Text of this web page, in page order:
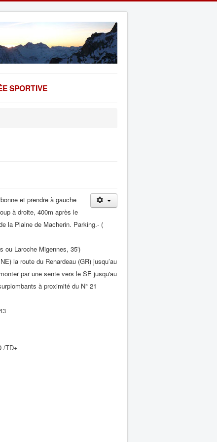
SPORTIVE
et prendre à gauche
à droite, 400m après le
la Plaine de Macherin. Parking.- (
ou Laroche Migennes, 35')
la route du Renardeau (GR) jusqu’au
par une sente vers le SE jusqu'au
à proximité du N° 21
/TD+